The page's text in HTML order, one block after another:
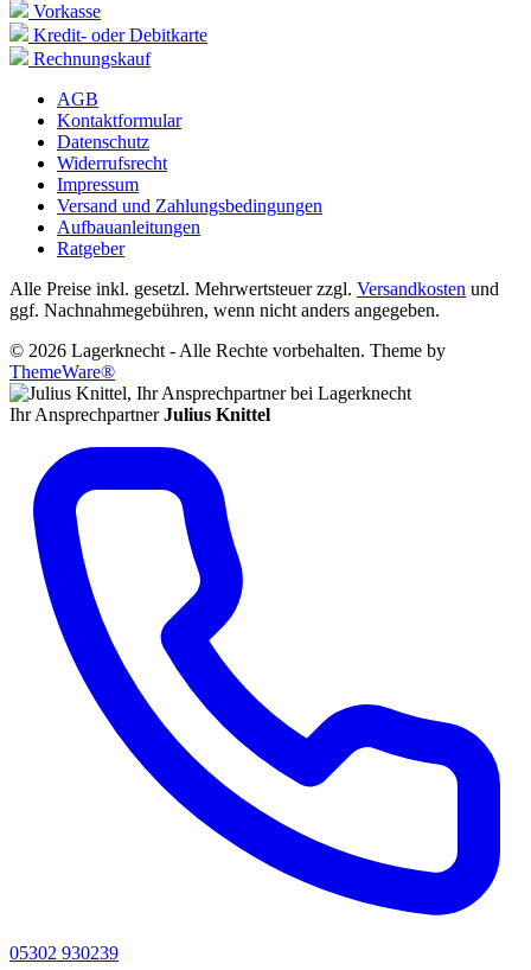
Vorkasse
Kredit- oder Debitkarte
Rechnungskauf
AGB
Kontaktformular
Datenschutz
Widerrufsrecht
Impressum
Versand und Zahlungsbedingungen
Aufbauanleitungen
Ratgeber
Alle Preise inkl. gesetzl. Mehrwertsteuer zzgl. Versandkosten und
ggf. Nachnahmegebühren, wenn nicht anders angegeben.
© 2026 Lagerknecht - Alle Rechte vorbehalten. Theme by
ThemeWare®
Ihr Ansprechpartner Julius Knittel
05302 930239